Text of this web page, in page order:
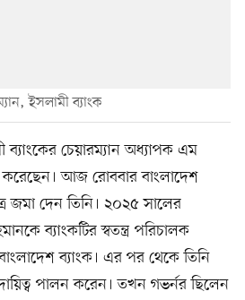
ইসলামী ব্যাংক
ব্যাংকের চেয়ারম্যান অধ্যাপক এম
আজ রোববার বাংলাদেশ
জমা দেন তিনি। ২০২৫ সালের
ব্যাংকটির স্বতন্ত্র পরিচালক
ব্যাংক। এর পর থেকে তিনি
দায়িত্ব পালন করেন। তখন গভর্নর ছিলেন